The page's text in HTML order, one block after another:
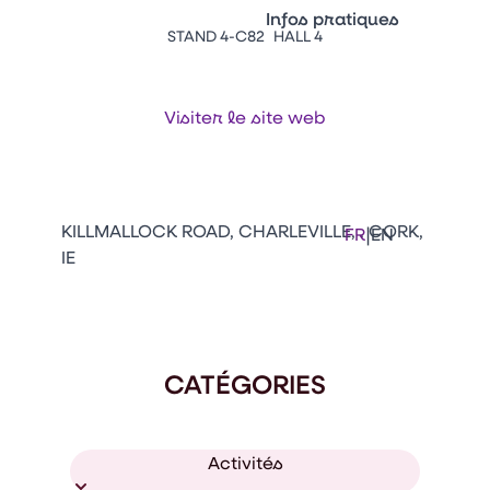
Vitrine Innovations
Emballages
Infos pratiques
FR|EN
STAND 4-C82 HALL 4
Visiter le site web
KILLMALLOCK ROAD, CHARLEVILLE, . CORK,
IE
CATÉGORIES
Activités